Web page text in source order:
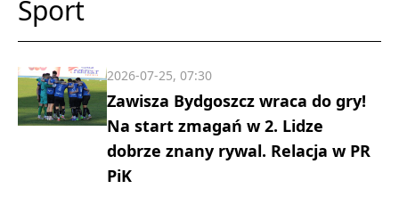
Sport
Zawisza Bydgoszcz wraca do gry!
Na start zmagań w 2. Lidze
dobrze znany rywal. Relacja w PR
PiK
2026-07-25, 07:30